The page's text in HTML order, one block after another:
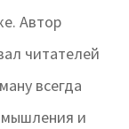
Автор
читателей
всегда
и